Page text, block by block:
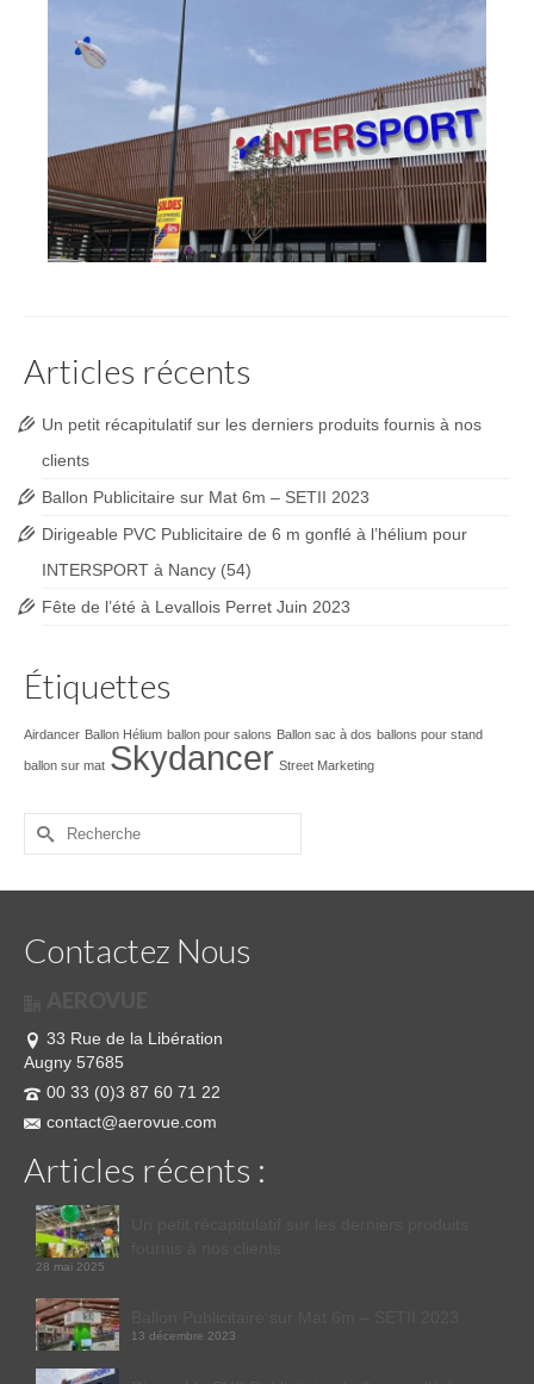
Articles récents
Un petit récapitulatif sur les derniers produits fournis à nos
clients
Ballon Publicitaire sur Mat 6m – SETII 2023
Dirigeable PVC Publicitaire de 6 m gonflé à l’hélium pour
INTERSPORT à Nancy (54)
Fête de l’été à Levallois Perret Juin 2023
Étiquettes
Airdancer Ballon Hélium ballon pour salons Ballon sac à dos ballons pour stand
ballon sur mat Skydancer Street Marketing
Contactez Nous
33 Rue de la Libération
Augny 57685
00 33 (0)3 87 60 71 22
contact@aerovue.com
Articles récents :
28 mai 2025
13 décembre 2023